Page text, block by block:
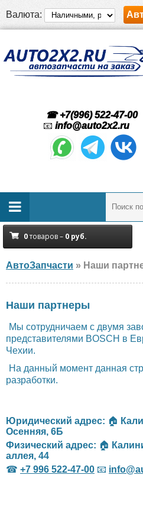
Валюта:
☎ +7(996) 522-47-00
📧 info@auto2x2.ru
0товаров – 0 руб.
АвтоЗапчасти » Наши
Наши партнеры
Мы сотрудничаем с двумя
представителями BOSCH в
Чехии.
На данный момент данная
разработки.
Юридический адрес: 🏠
Осенняя, 6Б
Физический адрес: 🏠
аллея, 44
☎ +7 996 522-47-00 📧